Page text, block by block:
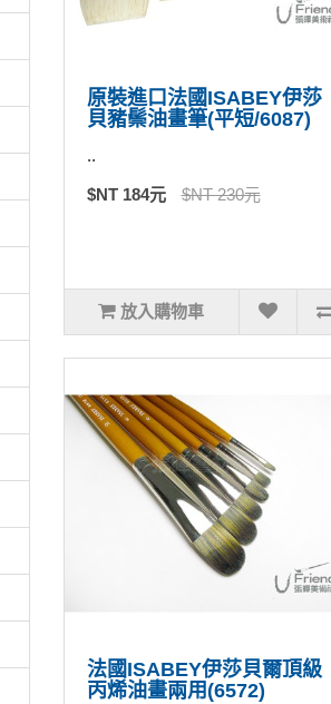
原裝進口法國ISABEY伊莎
貝豬鬃油畫筆(平短/6087)
..
$NT 184元 $NT 230元
放入購物車
法國ISABEY伊莎貝爾頂級
丙烯油畫兩用(6572)